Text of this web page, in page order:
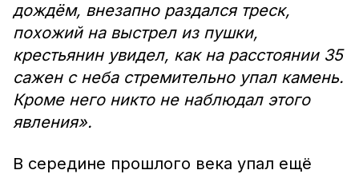
дождём, внезапно раздался треск,
похожий на выстрел из пушки,
крестьянин увидел, как на расстоянии 35
сажен с неба стремительно упал камень.
Кроме него никто не наблюдал этого
явления».
В середине прошлого века упал ещё